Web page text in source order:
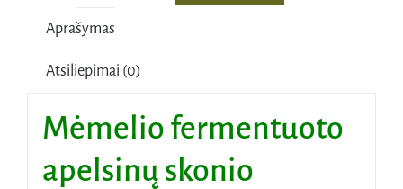
fermentuotas
apelsinų
skonio,
1
L
Aprašymas
Atsiliepimai (0)
Mėmelio fermentuoto
apelsinų skonio